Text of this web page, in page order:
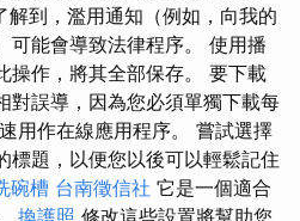
解到，濫用通知（例如，向我的
可能會導致法律程序。 使用播
操作，將其全部保存。 要下載
對誤導，因為您必須單獨下載每
用作在線應用程序。 嘗試選擇
標題，以便您以後可以輕鬆記住
碗槽 台南徵信社 它是一個適合
換護照 修改這些設置將幫助您